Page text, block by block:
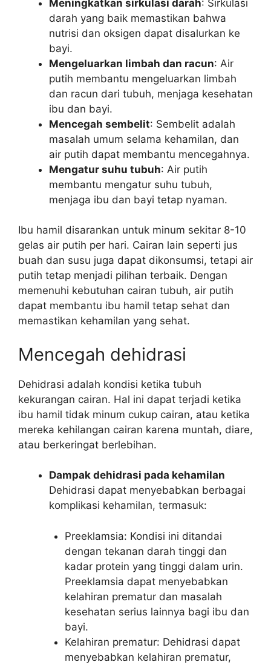
Meningkatkan sirkulasi darah: Sirkulasi
darah yang baik memastikan bahwa
nutrisi dan oksigen dapat disalurkan ke
bayi.
Mengeluarkan limbah dan racun: Air
putih membantu mengeluarkan limbah
dan racun dari tubuh, menjaga kesehatan
ibu dan bayi.
Mencegah sembelit: Sembelit adalah
masalah umum selama kehamilan, dan
air putih dapat membantu mencegahnya.
Mengatur suhu tubuh: Air putih
membantu mengatur suhu tubuh,
menjaga ibu dan bayi tetap nyaman.
Ibu hamil disarankan untuk minum sekitar 8-10
gelas air putih per hari. Cairan lain seperti jus
buah dan susu juga dapat dikonsumsi, tetapi air
putih tetap menjadi pilihan terbaik. Dengan
memenuhi kebutuhan cairan tubuh, air putih
dapat membantu ibu hamil tetap sehat dan
memastikan kehamilan yang sehat.
Mencegah dehidrasi
Dehidrasi adalah kondisi ketika tubuh
kekurangan cairan. Hal ini dapat terjadi ketika
ibu hamil tidak minum cukup cairan, atau ketika
mereka kehilangan cairan karena muntah, diare,
atau berkeringat berlebihan.
Dampak dehidrasi pada kehamilan
Dehidrasi dapat menyebabkan berbagai
komplikasi kehamilan, termasuk:
Preeklamsia: Kondisi ini ditandai
dengan tekanan darah tinggi dan
kadar protein yang tinggi dalam urin.
Preeklamsia dapat menyebabkan
kelahiran prematur dan masalah
kesehatan serius lainnya bagi ibu dan
bayi.
Kelahiran prematur: Dehidrasi dapat
menyebabkan kelahiran prematur,